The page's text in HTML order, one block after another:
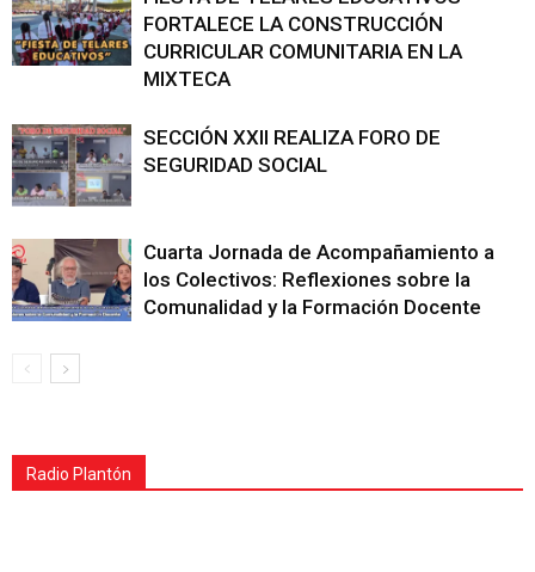
FORTALECE LA CONSTRUCCIÓN
CURRICULAR COMUNITARIA EN LA
MIXTECA
SECCIÓN XXII REALIZA FORO DE
SEGURIDAD SOCIAL
Cuarta Jornada de Acompañamiento a
los Colectivos: Reflexiones sobre la
Comunalidad y la Formación Docente
Radio Plantón